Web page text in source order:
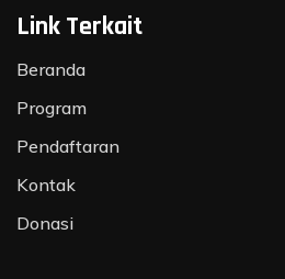
Link Terkait
Beranda
Program
Pendaftaran
Kontak
Donasi